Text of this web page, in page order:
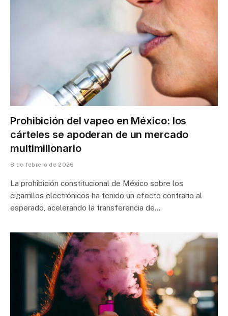
Prohibición del vapeo en México: los
cárteles se apoderan de un mercado
multimillonario
8 de febrero de 2026
La prohibición constitucional de México sobre los
cigarrillos electrónicos ha tenido un efecto contrario al
esperado, acelerando la transferencia de…